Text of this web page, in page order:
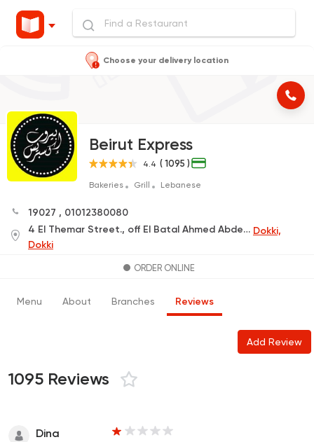
Choose your delivery location
Beirut Express
4.4 ( 1095 )
Bakeries Grill Lebanese
19027 , 01012380080
4 El Themar Street., off El Batal Ahmed Abdel Aziz St. (Delivery Only) Dokki,
Dokki
ORDER ONLINE
Menu About Branches Reviews
Add Review
1095 Reviews
Dina